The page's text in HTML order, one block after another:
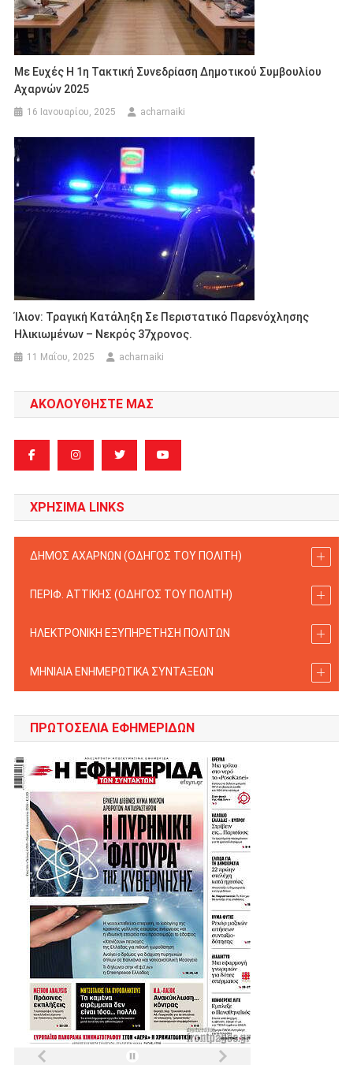
Με Ευχές Η 1η Τακτική Συνεδρίαση Δημοτικού Συμβουλίου
Αχαρνών 2025
16 Ιανουαρίου, 2025 acharnaiki
Ίλιον: Τραγική Κατάληξη Σε Περιστατικό Παρενόχλησης
Ηλικιωμένων – Νεκρός 37χρονος.
11 Μαΐου, 2025 acharnaiki
ΑΚΟΛΟΥΘΗΣΤΕ ΜΑΣ
ΧΡΗΣΙΜΑ LINKS
ΔΗΜΟΣ ΑΧΑΡΝΩΝ (ΟΔΗΓΟΣ TOY ΠΟΛΙΤΗ)
ΠΕΡΙΦ. ΑΤΤΙΚΗΣ (ΟΔΗΓΟΣ TOY ΠΟΛΙΤΗ)
ΗΛΕΚΤΡΟΝΙΚΗ ΕΞΥΠΗΡΕΤΗΣΗ ΠΟΛΙΤΩΝ
ΜΗΝΙΑΙΑ ΕΝΗΜΕΡΩΤΙΚΑ ΣΥΝΤΑΞΕΩΝ
ΠΡΩΤΟΣΈΛΙΑ ΕΦΗΜΕΡΊΔΩΝ